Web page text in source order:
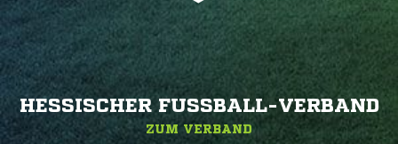
HESSISCHER FUSSBALL-VERBAND
ZUM VERBAND